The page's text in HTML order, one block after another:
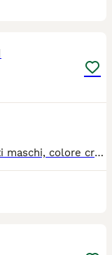
Vendesi 4 splendidi cuccioli di Maine Coon, tutti maschi, colore cream smoke. Nati il 10 aprile 2026. I cuccioli sono figli di genitori Maine Coon con pedigree e vengono cresciuti in ambiente familiare, abituati al contatto con le persone e la vita domestica. Vengono ceduti tra il 5 e il 6 mese di età (non prima del 10 settembre 2026) con le seguenti caratteristiche: - castrati - con pedigree - con microchip - sverminati - completamente vaccinati in base all'età - muniti di libretto sanitario Tra le ultime foto possibile visionare i due genitori. Ulteriori fotografie e video sono disponibili su richiesta. Prezzo richiesto: 1200 € (non trattabili) No perditempo, contattare solo se realmente interessati